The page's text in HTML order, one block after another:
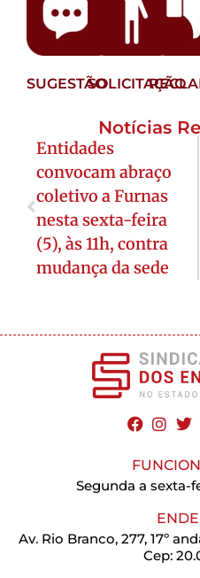
SUGESTÃOSOLICITAÇÃO
Notícias
Entidades
convocam abraço
coletivo a Furnas
nesta sexta-feira
(5), às 11h, contra
mudança da sede
Segunda a sexta-
Av. Rio Branco, 277, 17º
Cep: